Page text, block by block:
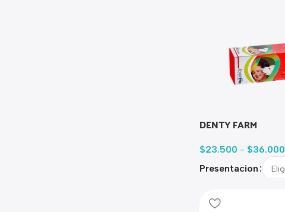
DENTY FARM
$23.500 - $36.000
Presentacion